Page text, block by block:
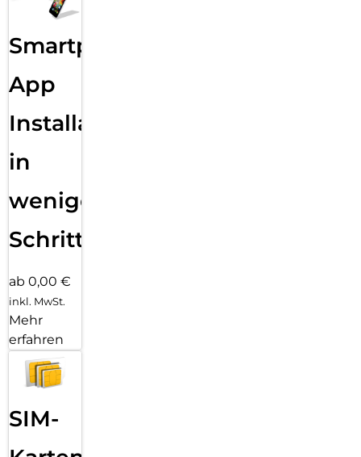
Smartphone
App
Installation
in
wenigen
Schritten
ab 0,00 €
inkl. MwSt.
Mehr
erfahren
SIM-